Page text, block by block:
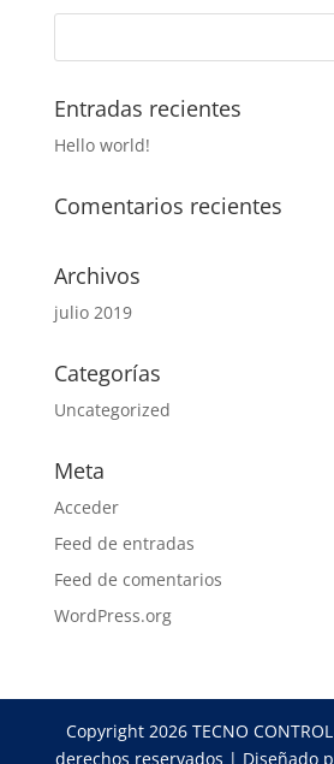
Entradas recientes
Hello world!
Comentarios recientes
Archivos
julio 2019
Categorías
Uncategorized
Meta
Acceder
Feed de entradas
Feed de comentarios
WordPress.org
Copyright 2026 TECNO
derechos reservados | Diseñado